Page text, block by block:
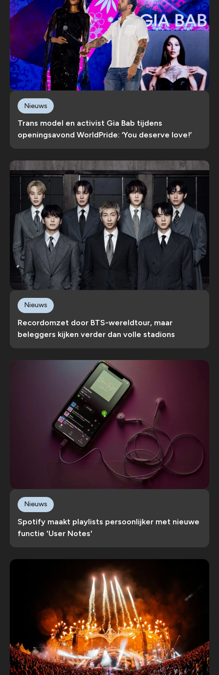
Trans model en activist Gia Bab tijdens
openingsavond WorldPride: ‘You deserve love!’
Nieuws
Recordomzet door BTS-wereldtour, maar
beleggers kijken verder dan volle stadions
Nieuws
Spotify maakt playlists persoonlijker met nieuwe
functie 'User Notes'
Nieuws